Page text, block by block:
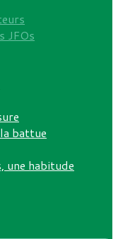
JFOs
battue
une habitude